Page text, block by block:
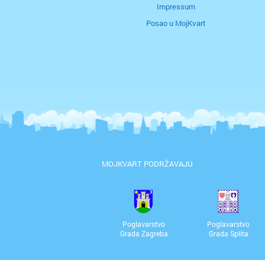
Impressum
Posao u MojKvart
MOJKVART PODRŽAVAJU
Poglavarstvo
Grada Zagreba
Poglavarstvo
Grada Splita